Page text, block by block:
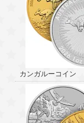
カンガルーコイン